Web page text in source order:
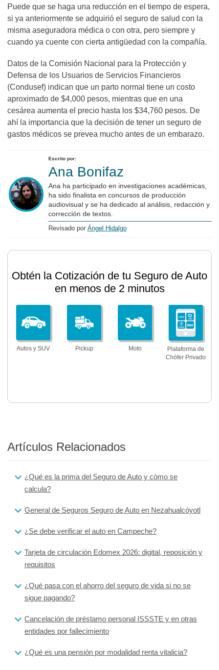
Puede que se haga una reducción en el tiempo de espera,
si ya anteriormente se adquirió el seguro de salud con la
misma aseguradora médica o con otra, pero siempre y
cuando ya cuente con cierta antigüedad con la compañía.
Datos de la Comisión Nacional para la Protección y
Defensa de los Usuarios de Servicios Financieros
(Condusef) indican que un parto normal tiene un costo
aproximado de $4,000 pesos, mientras que en una
cesárea aumenta el precio hasta los $34,760 pesos. De
ahí la importancia que la decisión de tener un seguro de
gastos médicos se prevea mucho antes de un embarazo.
Escrito por:
Ana Bonifaz
Ana ha participado en investigaciones académicas,
ha sido finalista en concursos de producción
audiovisual y se ha dedicado al análisis, redacción y
corrección de textos.
Revisado por Ángel Hidalgo
Obtén la Cotización de tu Seguro de Auto
en menos de 2 minutos
Autos y SUV Pickup Moto
Plataforma de
Chófer Privado
Artículos Relacionados
¿Qué es la prima del Seguro de Auto y cómo se
calcula?
General de Seguros Seguro de Auto en Nezahualcóyotl
¿Se debe verificar el auto en Campeche?
Tarjeta de circulación Edomex 2026: digital, reposición y
requisitos
¿Qué pasa con el ahorro del seguro de vida si no se
sigue pagando?
Cancelación de préstamo personal ISSSTE y en otras
entidades por fallecimiento
¿Qué es una pensión por modalidad renta vitalicia?